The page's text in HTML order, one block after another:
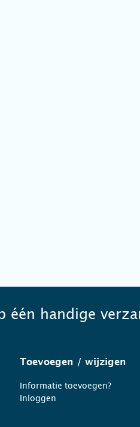
één handige
Toevoegen / wijzigen
Informatie toevoegen?
Inloggen